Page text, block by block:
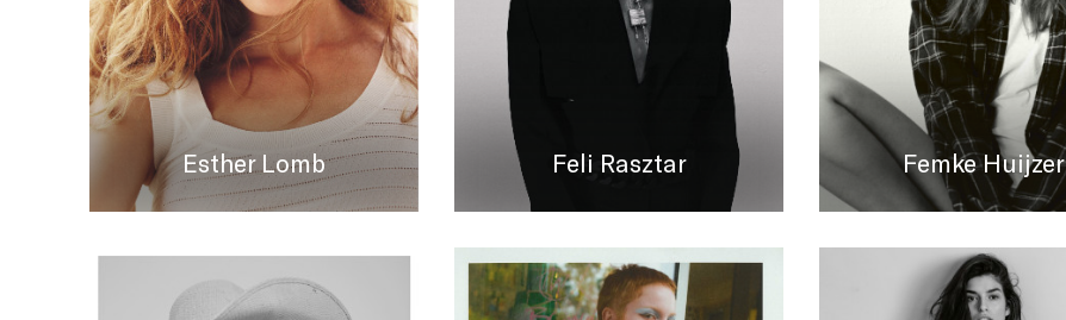
Esther Lomb Feli Rasztar Femke Huijzer